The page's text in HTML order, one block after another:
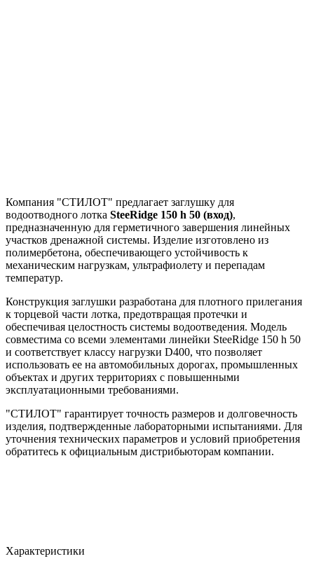
Компания "СТИЛОТ" предлагает заглушку для
водоотводного лотка SteeRidge 150 h 50 (вход),
предназначенную для герметичного завершения линейных
участков дренажной системы. Изделие изготовлено из
полимербетона, обеспечивающего устойчивость к
механическим нагрузкам, ультрафиолету и перепадам
температур.
Конструкция заглушки разработана для плотного прилегания
к торцевой части лотка, предотвращая протечки и
обеспечивая целостность системы водоотведения. Модель
совместима со всеми элементами линейки SteeRidge 150 h 50
и соответствует классу нагрузки D400, что позволяет
использовать ее на автомобильных дорогах, промышленных
объектах и других территориях с повышенными
эксплуатационными требованиями.
"СТИЛОТ" гарантирует точность размеров и долговечность
изделия, подтвержденные лабораторными испытаниями. Для
уточнения технических параметров и условий приобретения
обратитесь к официальным дистрибьюторам компании.
Характеристики